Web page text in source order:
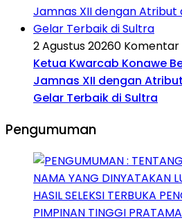
2 Agustus 20260 Komentar
Ketua Kwarcab Konawe
Jamnas XII dengan
Gelar Terbaik di Sultra
Pengumuman